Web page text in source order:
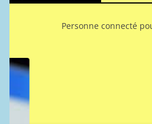
Personne connecté